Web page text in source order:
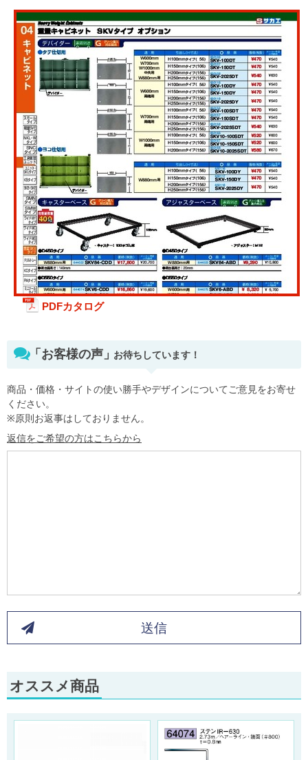
PDFカタログ
「お客様の声」お待ちしています！
商品・価格・サイトの使い勝手やデザインについてご意見をお寄せ
ください。
※原則お返事はしておりません。
返信をご希望の方はこちらから
送信
オススメ商品